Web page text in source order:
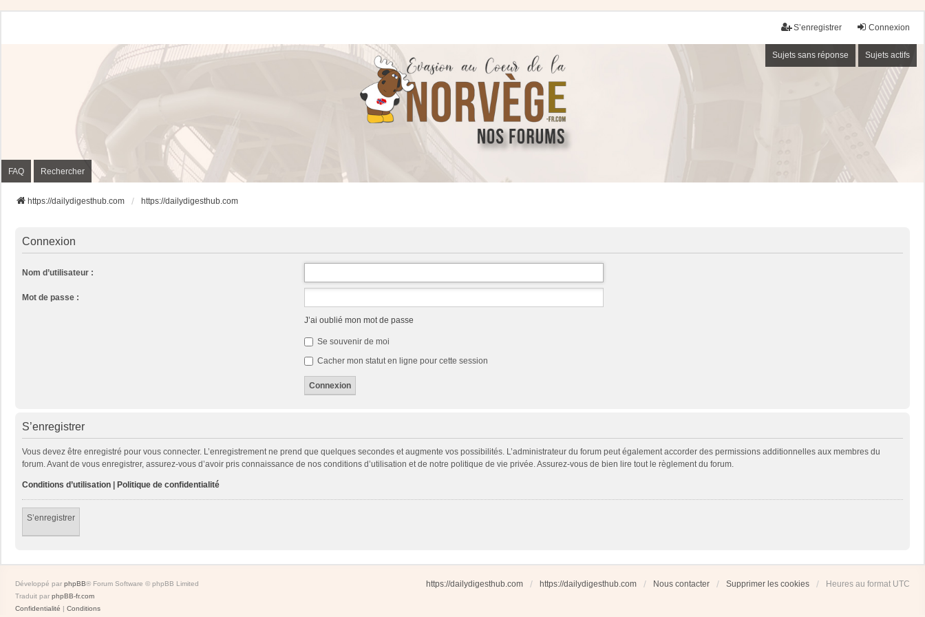
Connexion
S’enregistrer
Sujets sans réponse Sujets actifs
FAQ Rechercher
https://dailydigesthub.com https://dailydigesthub.com
Connexion
Nom d’utilisateur :
Mot de passe :
J’ai oublié mon mot de passe
Se souvenir de moi
Cacher mon statut en ligne pour cette session
S’enregistrer
Vous devez être enregistré pour vous connecter. L’enregistrement ne prend que quelques secondes et augmente vos possibilités. L’administrateur du forum peut également accorder des permissions additionnelles aux membres du
forum. Avant de vous enregistrer, assurez-vous d’avoir pris connaissance de nos conditions d’utilisation et de notre politique de vie privée. Assurez-vous de bien lire tout le règlement du forum.
Conditions d’utilisation Politique de confidentialité
S’enregistrer
https://dailydigesthub.com https://dailydigesthub.com Nous contacter Supprimer les cookies Heures au format UTC
Développé par phpBB® Forum Software © phpBB Limited
Traduit par phpBB-fr.com
Confidentialité | Conditions